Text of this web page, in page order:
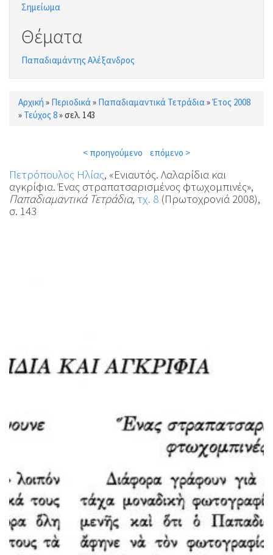
Σημείωμα
Θέματα
Παπαδιαμάντης Αλέξανδρος
Είστε εδώ
Αρχική » Περιοδικά» Παπαδιαμαντικά Τετράδια»Έτος 2008
» Τεύχος 8»σελ. 143
< προηγούμενο επόμενο >
Πετρόπουλος Ηλίας, «Ενιαυτός. Λαλαρίδια και
αγκρίφια. Ένας στραπατσαρισμένος φτωχομπινές»,
Παπαδιαμαντικά Τετράδια, τχ. 8 (Πρωτοχρονιά 2008),
σ. 143